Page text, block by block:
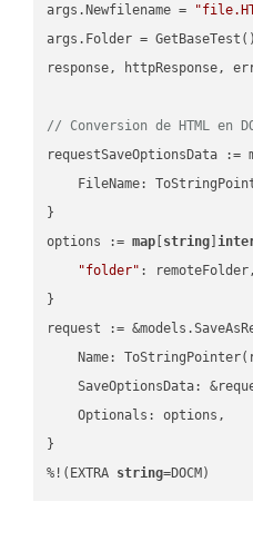
args.Newfilename =
args.Folder =
response, httpResponse,
// Conversion de HTML en
requestSaveOptionsData :=
FileName:
}
options := map string ]
"folder" : remoteFolder,
}
request :=
Name:
SaveOptionsData:
    Optionals: options,
}
%!(EXTRA string=DOCM)